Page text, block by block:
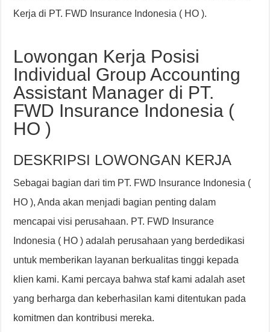
Kerja di PT. FWD Insurance Indonesia ( HO ).
Lowongan Kerja Posisi
Individual Group Accounting
Assistant Manager di PT.
FWD Insurance Indonesia (
HO )
DESKRIPSI LOWONGAN KERJA
Sebagai bagian dari tim PT. FWD Insurance Indonesia (
HO ), Anda akan menjadi bagian penting dalam
mencapai visi perusahaan. PT. FWD Insurance
Indonesia ( HO ) adalah perusahaan yang berdedikasi
untuk memberikan layanan berkualitas tinggi kepada
klien kami. Kami percaya bahwa staf kami adalah aset
yang berharga dan keberhasilan kami ditentukan pada
komitmen dan kontribusi mereka.